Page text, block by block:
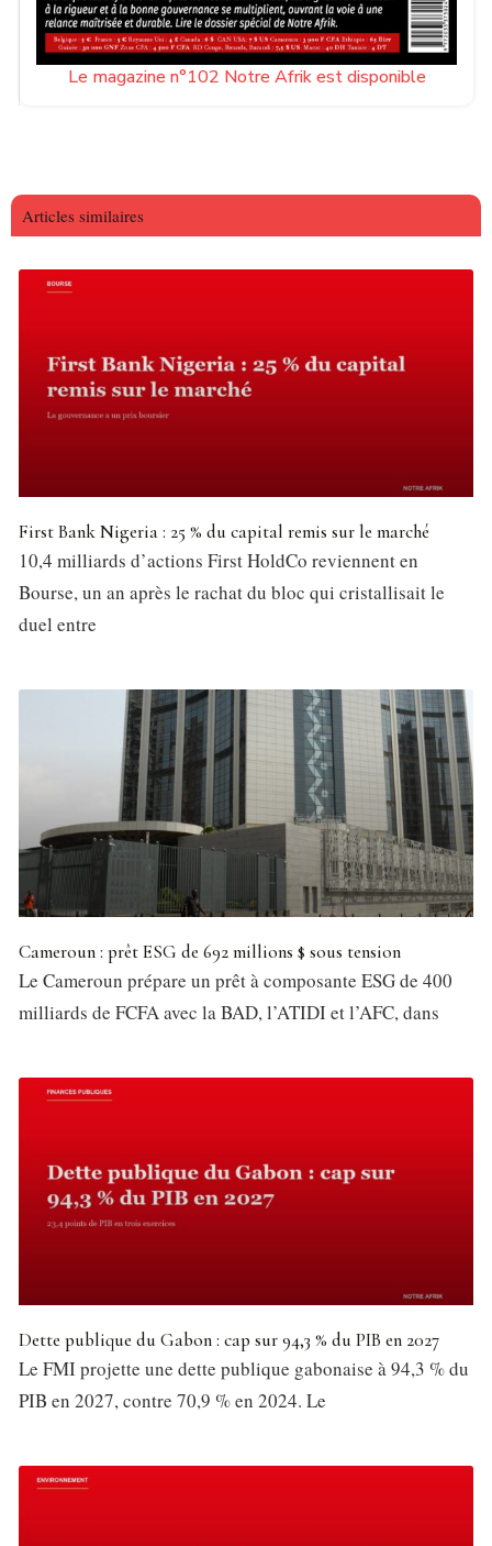
Le magazine n°102 Notre Afrik est disponible
Articles similaires
First Bank Nigeria : 25 % du capital remis sur le marché
10,4 milliards d’actions First HoldCo reviennent en
Bourse, un an après le rachat du bloc qui cristallisait le
duel entre
Cameroun : prêt ESG de 692 millions $ sous tension
Le Cameroun prépare un prêt à composante ESG de 400
milliards de FCFA avec la BAD, l’ATIDI et l’AFC, dans
Dette publique du Gabon : cap sur 94,3 % du PIB en 2027
Le FMI projette une dette publique gabonaise à 94,3 % du
PIB en 2027, contre 70,9 % en 2024. Le